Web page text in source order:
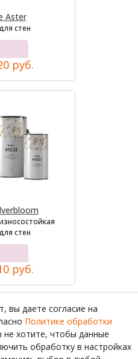
Aster
стен
руб.
стен
руб.
вы даете согласие на
Политике обработки
не хотите, чтобы данные
обработку в настройках